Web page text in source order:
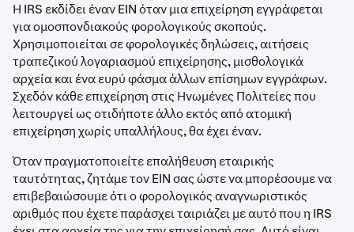
Η IRS εκδίδει έναν EIN όταν μια επιχείρηση εγγράφεται
για ομοσπονδιακούς φορολογικούς σκοπούς.
Χρησιμοποιείται σε φορολογικές δηλώσεις, αιτήσεις
τραπεζικού λογαριασμού επιχείρησης, μισθολογικά
αρχεία και ένα ευρύ φάσμα άλλων επίσημων εγγράφων.
Σχεδόν κάθε επιχείρηση στις Ηνωμένες Πολιτείες που
λειτουργεί ως οτιδήποτε άλλο εκτός από ατομική
επιχείρηση χωρίς υπαλλήλους, θα έχει έναν.
Όταν πραγματοποιείτε επαλήθευση εταιρικής
ταυτότητας, ζητάμε τον EIN σας ώστε να μπορέσουμε να
επιβεβαιώσουμε ότι ο φορολογικός αναγνωριστικός
αριθμός που έχετε παράσχει ταιριάζει με αυτό που η IRS